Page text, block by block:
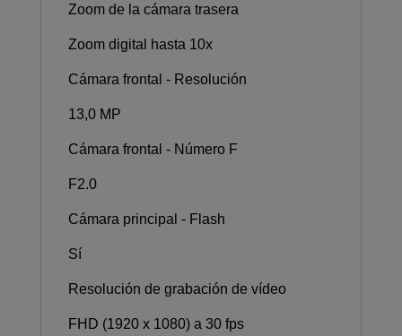
Zoom de la cámara trasera
Zoom digital hasta 10x
Cámara frontal - Resolución
13,0 MP
Cámara frontal - Número F
F2.0
Cámara principal - Flash
Sí
Resolución de grabación de vídeo
FHD (1920 x 1080) a 30 fps